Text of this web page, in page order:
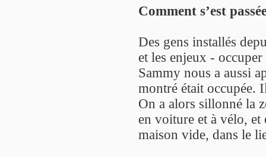
Comment s’est
Des gens installés
et les enjeux -
Sammy nous a aussi
montré était occupée.
On a alors sillonné la
en voiture et à vélo,
maison vide, dans le